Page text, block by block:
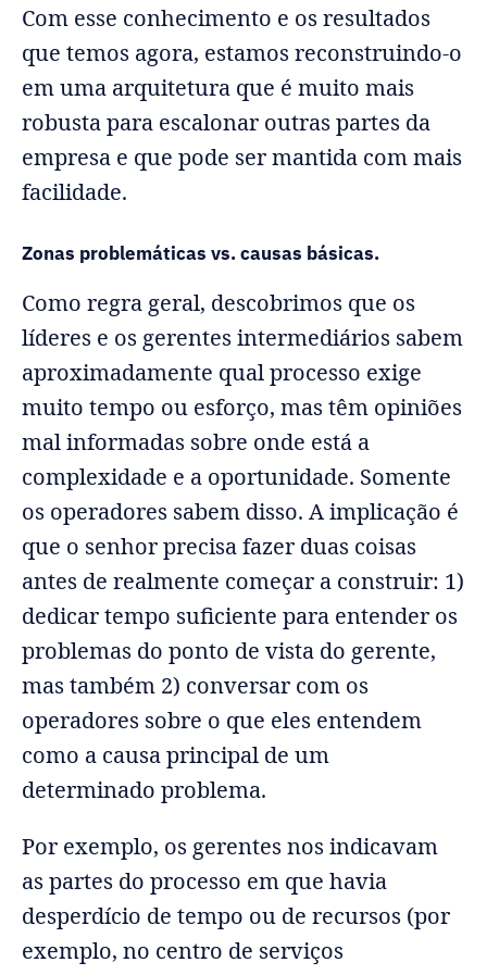
Com esse conhecimento e os resultados
que temos agora, estamos reconstruindo-o
em uma arquitetura que é muito mais
robusta para escalonar outras partes da
empresa e que pode ser mantida com mais
facilidade.
Zonas problemáticas vs. causas básicas.
Como regra geral, descobrimos que os
líderes e os gerentes intermediários sabem
aproximadamente qual processo exige
muito tempo ou esforço, mas têm opiniões
mal informadas sobre onde está a
complexidade e a oportunidade. Somente
os operadores sabem disso. A implicação é
que o senhor precisa fazer duas coisas
antes de realmente começar a construir: 1)
dedicar tempo suficiente para entender os
problemas do ponto de vista do gerente,
mas também 2) conversar com os
operadores sobre o que eles entendem
como a causa principal de um
determinado problema.
Por exemplo, os gerentes nos indicavam
as partes do processo em que havia
desperdício de tempo ou de recursos (por
exemplo, no centro de serviços